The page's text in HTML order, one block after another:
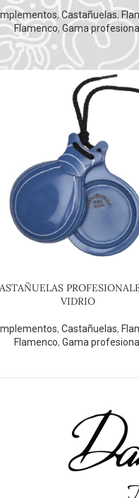
,Castañuelas,
Flamenco, Gama profesional
VIDRIO
,Castañuelas,
Flamenco, Gama profesional